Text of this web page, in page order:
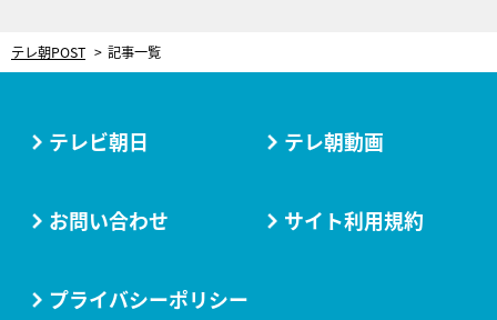
テレ朝POST 記事一覧
テレビ朝日 テレ朝動画
お問い合わせ サイト利用規約
プライバシーポリシー